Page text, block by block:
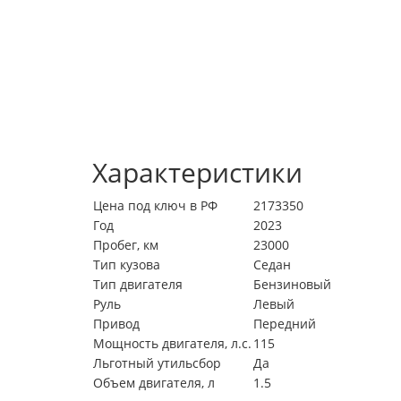
Характеристики
Цена под ключ в РФ
2173350
Год
2023
Пробег, км
23000
Тип кузова
Седан
Тип двигателя
Бензиновый
Руль
Левый
Привод
Передний
Мощность двигателя, л.с. 115
Льготный утильсбор
Да
Объем двигателя, л
1.5